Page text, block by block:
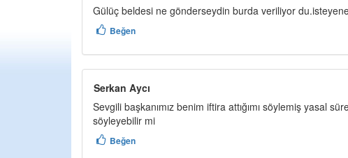
Gülüç beldesi ne gönderseydin burda veriliyor
Beğen
Serkan Aycı
Sevgili başkanımız benim iftira attığımı söylemiş yasal
söyleyebilir mi
Beğen